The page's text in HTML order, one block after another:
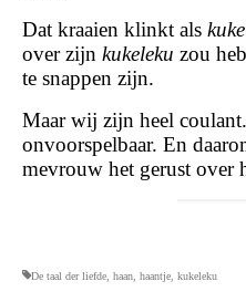
Dat kraaien klinkt als
over zijn kukeleku zou
te snappen zijn.
Maar wij zijn heel
onvoorspelbaar. En
mevrouw het gerust over
De taal der liefde haan haantje kukeleku